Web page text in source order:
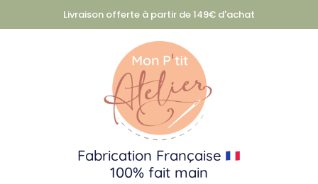
Livraison offerte à partir de 149€ d'achat
Fabrication Française
100% fait main